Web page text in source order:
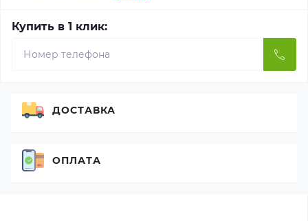
Купить в 1 клик:
ДОСТАВКА
ОПЛАТА